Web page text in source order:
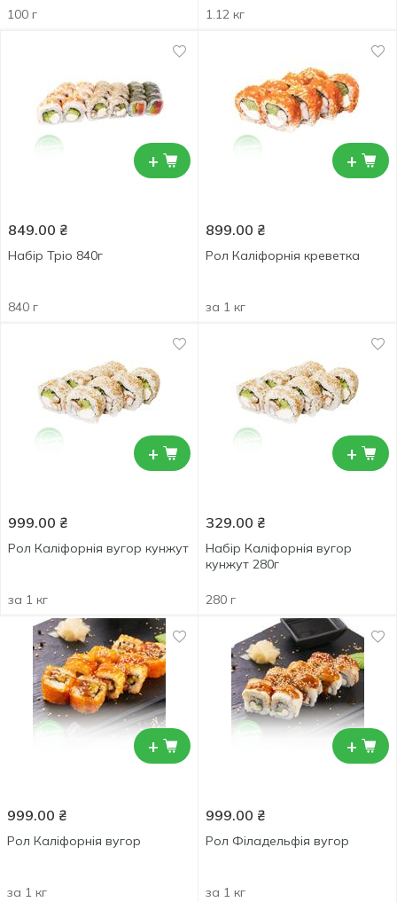
100 г 1.12 кг
+
849.00 ₴
Набір Тріо 840г
840 г
+
899.00 ₴
Рол Каліфорнія креветка
за 1 кг
+
999.00 ₴
Рол Каліфорнія вугор кунжут
за 1 кг
+
329.00 ₴
Набір Каліфорнія вугор
кунжут 280г
280 г
+
999.00 ₴
Рол Каліфорнія вугор
за 1 кг
+
999.00 ₴
Рол Філадельфія вугор
за 1 кг